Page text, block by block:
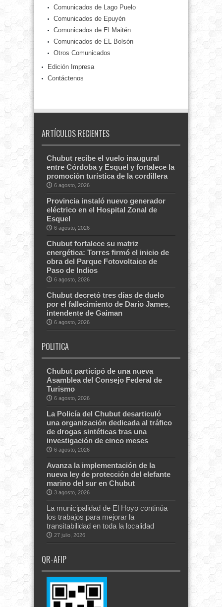
Comunicados de Lago Puelo
Comunicados de Epuyén
Comunicados de El Maitén
Comunicados de EL Bolsón
Otros Comunicados
Edición Impresa
Contáctenos
ARTÍCULOS RECIENTES
Chubut recibe el vuelo inaugural
entre Córdoba y Esquel y fortalece la
promoción turística de la cordillera
6 agosto, 2026
Provincia instaló nuevo generador
eléctrico en el Hospital Zonal de
Esquel
6 agosto, 2026
Chubut fortalece su matriz
energética: Torres firmó el inicio de
obra del Parque Fotovoltaico de
Paso de Indios
6 agosto, 2026
Chubut decretó tres días de duelo
por el fallecimiento de Darío James,
intendente de Gaiman
6 agosto, 2026
POLITICA
Chubut participó de una nueva
Asamblea del Consejo Federal de
Turismo
6 agosto, 2026
La Policía del Chubut desarticuló
una organización dedicada al tráfico
de drogas sintéticas tras una
investigación de cinco meses
6 agosto, 2026
Avanza la implementación de la
nueva ley de protección del elefante
marino del sur en Chubut
3 agosto, 2026
La municipalidad de El Hoyo continúa
los trabajos para mejorar la
transitabilidad en toda la localidad
27 julio, 2026
QR-AFIP